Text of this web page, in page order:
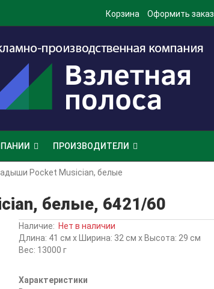
Корзина Оформить заказ
ПРОИЗВОДИТЕЛИ
Pocket Musician, белые
белые, 6421/60
Наличие: Нет в наличии
Длина: 41 см x Ширина: 32 см x Высота: 29 см
Вес: 13000 г
Характеристики